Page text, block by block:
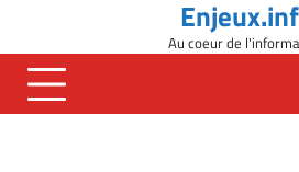
content
Au coeur de